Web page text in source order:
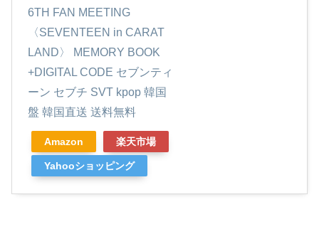
6TH FAN MEETING
〈SEVENTEEN in CARAT
LAND〉 MEMORY BOOK
+DIGITAL CODE セブンティ
ーン セブチ SVT kpop 韓国
盤 韓国直送 送料無料
Amazon 楽天市場
Yahooショッピング